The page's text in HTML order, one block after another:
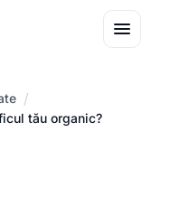
/
tău organic?